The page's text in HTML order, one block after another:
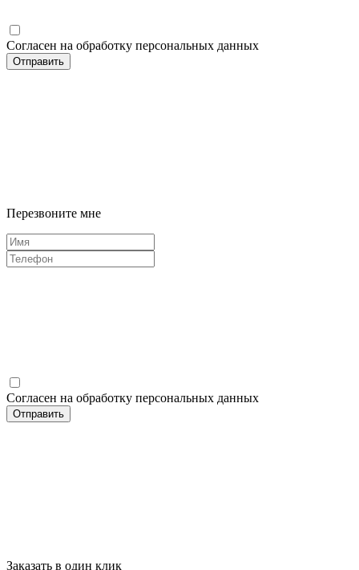
Согласен на обработку персональных данных
Отправить
Перезвоните мне
Согласен на обработку персональных данных
Отправить
Заказать в один клик